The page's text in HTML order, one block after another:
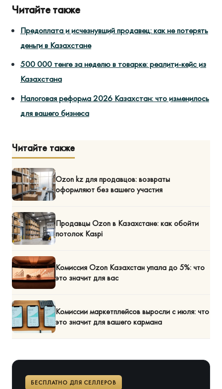
Читайте также
Предоплата и исчезнувший продавец: как не потерять
деньги в Казахстане
500 000 тенге за неделю в товарке: реалити-кейс из
Казахстана
Налоговая реформа 2026 Казахстан: что изменилось
для вашего бизнеса
Читайте также
Ozon kz для продавцов: возвраты
оформляют без вашего участия
Продавцы Ozon в Казахстане: как обойти
потолок Kaspi
Комиссия Ozon Казахстан упала до 5%: что
это значит для вас
Комиссии маркетплейсов выросли с июля: что
это значит для вашего кармана
БЕСПЛАТНО ДЛЯ СЕЛЛЕРОВ